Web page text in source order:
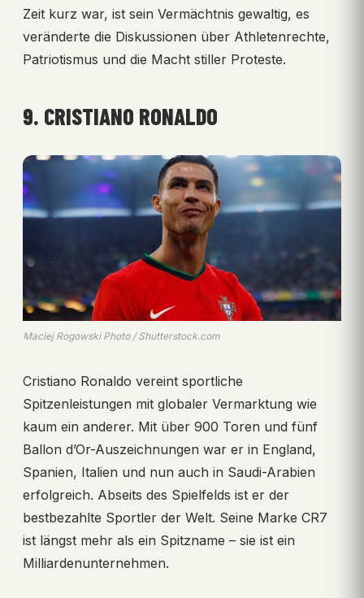
Zeit kurz war, ist sein Vermächtnis gewaltig, es
veränderte die Diskussionen über Athletenrechte,
Patriotismus und die Macht stiller Proteste.
9. CRISTIANO RONALDO
Maciej Rogowski Photo / Shutterstock.com
Cristiano Ronaldo vereint sportliche
Spitzenleistungen mit globaler Vermarktung wie
kaum ein anderer. Mit über 900 Toren und fünf
Ballon d’Or-Auszeichnungen war er in England,
Spanien, Italien und nun auch in Saudi-Arabien
erfolgreich. Abseits des Spielfelds ist er der
bestbezahlte Sportler der Welt. Seine Marke CR7
ist längst mehr als ein Spitzname – sie ist ein
Milliardenunternehmen.